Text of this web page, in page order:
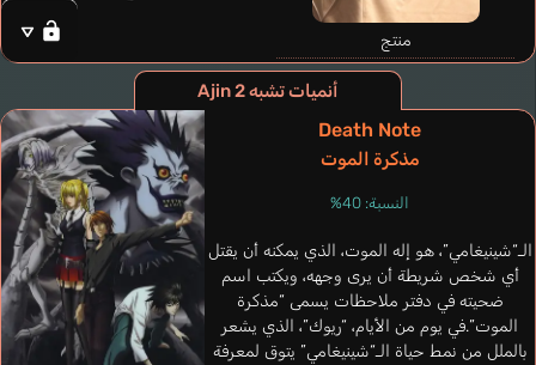
منتج
Rodrigues Zeca
برتغالي
Schlagwein Armin
ألماني
Price Jamieson
إنجليزي
Guilmard Robert
فرنسي
أنميات تشبه Ajin 2
Death Note
مذكرة الموت
النسبة: 40%
الـ“شينيغامي”، هو إله الموت، الذي يمكنه أن يقتل
أي شخص شريطة أن يرى وجهه، ويكتب اسم
ضحيته في دفتر ملاحظات يسمى “مذكرة
الموت”.في يوم من الأيام، “ريوك”، الذي يشعر
بالملل من نمط حياة الـ“شينيغامي” يتوق لمعرفة